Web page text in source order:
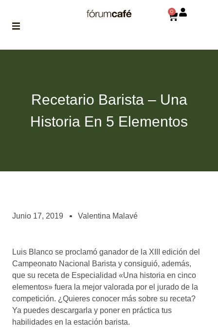
BLOG
de fórum
asociados
el café siempre tiene
algo nuevo que
enseñarnos
BOLSA DE TRABAJO
¡te imaginas vivir de tu pasión
por el café?
0
Recetario Barista – Una
Historia En 5 Elementos
Junio 17, 2019 Valentina Malavé
Luis Blanco se proclamó ganador de la XIII edición del
Campeonato Nacional Barista y consiguió, además,
que su receta de Especialidad «Una historia en cinco
elementos» fuera la mejor valorada por el jurado de la
competición. ¿Quieres conocer más sobre su receta?
Ya puedes descargarla y poner en práctica tus
habilidades en la estación barista.